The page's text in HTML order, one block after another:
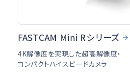
FASTCAM Mini Rシリーズ
4K解像度を実現した超高解像度・
コンパクトハイスピードカメラ